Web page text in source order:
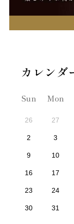
Sun Mon
26 27
2 3
9 10
16 17
23 24
30 31